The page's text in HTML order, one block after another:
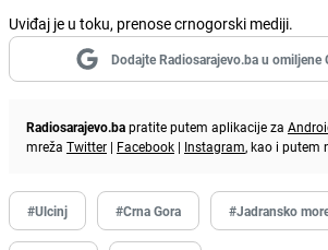
Uviđaj je u toku, prenose crnogorski mediji.
Dodajte Radiosarajevo.ba u omiljene
Radiosarajevo.bapratite putem aplikacije za
mreža Twitter | Facebook | Instagram, kao i putem
#Ulcinj #Crna Gora #Jadransko